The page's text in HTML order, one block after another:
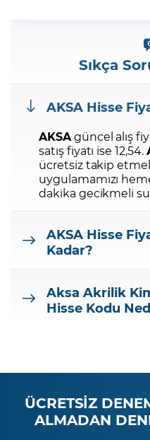
Sıkça
AKSA Hisse
AKSAgüncel alış
satış fiyatı ise 12,54.
ücretsiz takip
uygulamamızı
dakika gecikmeli
AKSA Hisse
Kadar?
Aksa Akrilik
Hisse Kodu
ÜCRETSİZ
ALMADAN